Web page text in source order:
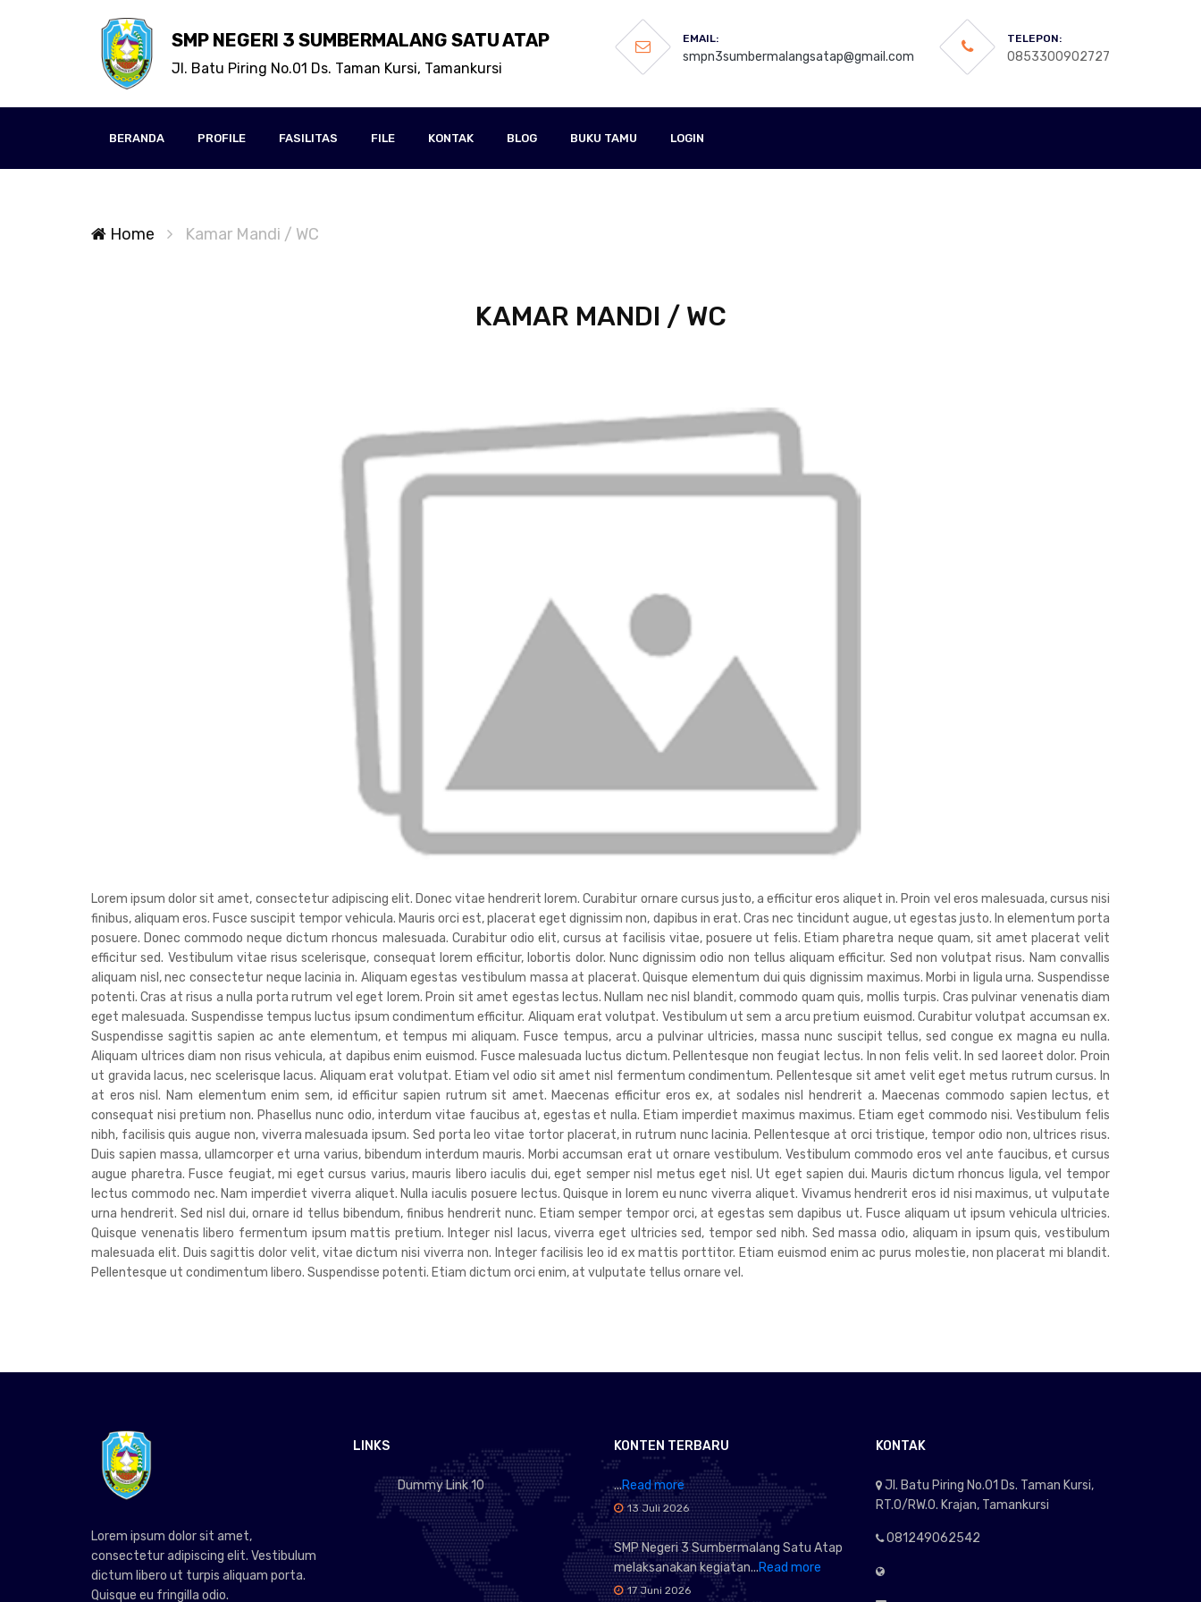
SMP NEGERI 3 SUMBERMALANG SATU ATAP
Jl. Batu Piring No.01 Ds. Taman Kursi, Tamankursi
EMAIL:
smpn3sumbermalangsatap@gmail.com
TELEPON:
0853300902727
BERANDA PROFILE FASILITAS FILE KONTAK BLOG BUKU TAMU LOGIN
Home Kamar Mandi / WC
KAMAR MANDI / WC
Lorem ipsum dolor sit amet, consectetur adipiscing elit. Donec vitae hendrerit lorem. Curabitur ornare cursus justo, a efficitur eros aliquet in. Proin vel eros malesuada, cursus nisi
finibus, aliquam eros. Fusce suscipit tempor vehicula. Mauris orci est, placerat eget dignissim non, dapibus in erat. Cras nec tincidunt augue, ut egestas justo. In elementum porta
posuere. Donec commodo neque dictum rhoncus malesuada. Curabitur odio elit, cursus at facilisis vitae, posuere ut felis. Etiam pharetra neque quam, sit amet placerat velit
efficitur sed. Vestibulum vitae risus scelerisque, consequat lorem efficitur, lobortis dolor. Nunc dignissim odio non tellus aliquam efficitur. Sed non volutpat risus. Nam convallis
aliquam nisl, nec consectetur neque lacinia in. Aliquam egestas vestibulum massa at placerat. Quisque elementum dui quis dignissim maximus. Morbi in ligula urna. Suspendisse
potenti. Cras at risus a nulla porta rutrum vel eget lorem. Proin sit amet egestas lectus. Nullam nec nisl blandit, commodo quam quis, mollis turpis. Cras pulvinar venenatis diam
eget malesuada. Suspendisse tempus luctus ipsum condimentum efficitur. Aliquam erat volutpat. Vestibulum ut sem a arcu pretium euismod. Curabitur volutpat accumsan ex.
Suspendisse sagittis sapien ac ante elementum, et tempus mi aliquam. Fusce tempus, arcu a pulvinar ultricies, massa nunc suscipit tellus, sed congue ex magna eu nulla.
Aliquam ultrices diam non risus vehicula, at dapibus enim euismod. Fusce malesuada luctus dictum. Pellentesque non feugiat lectus. In non felis velit. In sed laoreet dolor. Proin
ut gravida lacus, nec scelerisque lacus. Aliquam erat volutpat. Etiam vel odio sit amet nisl fermentum condimentum. Pellentesque sit amet velit eget metus rutrum cursus. In
at eros nisl. Nam elementum enim sem, id efficitur sapien rutrum sit amet. Maecenas efficitur eros ex, at sodales nisl hendrerit a. Maecenas commodo sapien lectus, et
consequat nisi pretium non. Phasellus nunc odio, interdum vitae faucibus at, egestas et nulla. Etiam imperdiet maximus maximus. Etiam eget commodo nisi. Vestibulum felis
nibh, facilisis quis augue non, viverra malesuada ipsum. Sed porta leo vitae tortor placerat, in rutrum nunc lacinia. Pellentesque at orci tristique, tempor odio non, ultrices risus.
Duis sapien massa, ullamcorper et urna varius, bibendum interdum mauris. Morbi accumsan erat ut ornare vestibulum. Vestibulum commodo eros vel ante faucibus, et cursus
augue pharetra. Fusce feugiat, mi eget cursus varius, mauris libero iaculis dui, eget semper nisl metus eget nisl. Ut eget sapien dui. Mauris dictum rhoncus ligula, vel tempor
lectus commodo nec. Nam imperdiet viverra aliquet. Nulla iaculis posuere lectus. Quisque in lorem eu nunc viverra aliquet. Vivamus hendrerit eros id nisi maximus, ut vulputate
urna hendrerit. Sed nisl dui, ornare id tellus bibendum, finibus hendrerit nunc. Etiam semper tempor orci, at egestas sem dapibus ut. Fusce aliquam ut ipsum vehicula ultricies.
Quisque venenatis libero fermentum ipsum mattis pretium. Integer nisl lacus, viverra eget ultricies sed, tempor sed nibh. Sed massa odio, aliquam in ipsum quis, vestibulum
malesuada elit. Duis sagittis dolor velit, vitae dictum nisi viverra non. Integer facilisis leo id ex mattis porttitor. Etiam euismod enim ac purus molestie, non placerat mi blandit.
Pellentesque ut condimentum libero. Suspendisse potenti. Etiam dictum orci enim, at vulputate tellus ornare vel.
Lorem ipsum dolor sit amet,
consectetur adipiscing elit. Vestibulum
dictum libero ut turpis aliquam porta.
Quisque eu fringilla odio.
LINKS
Dummy Link 10
KONTEN TERBARU
...Read more
13 Juli 2026
SMP Negeri 3 Sumbermalang Satu Atap
melaksanakan kegiatan...Read more
17 Juni 2026
KONTAK
Jl. Batu Piring No.01 Ds. Taman Kursi,
RT.0/RW.0. Krajan, Tamankursi
081249062542